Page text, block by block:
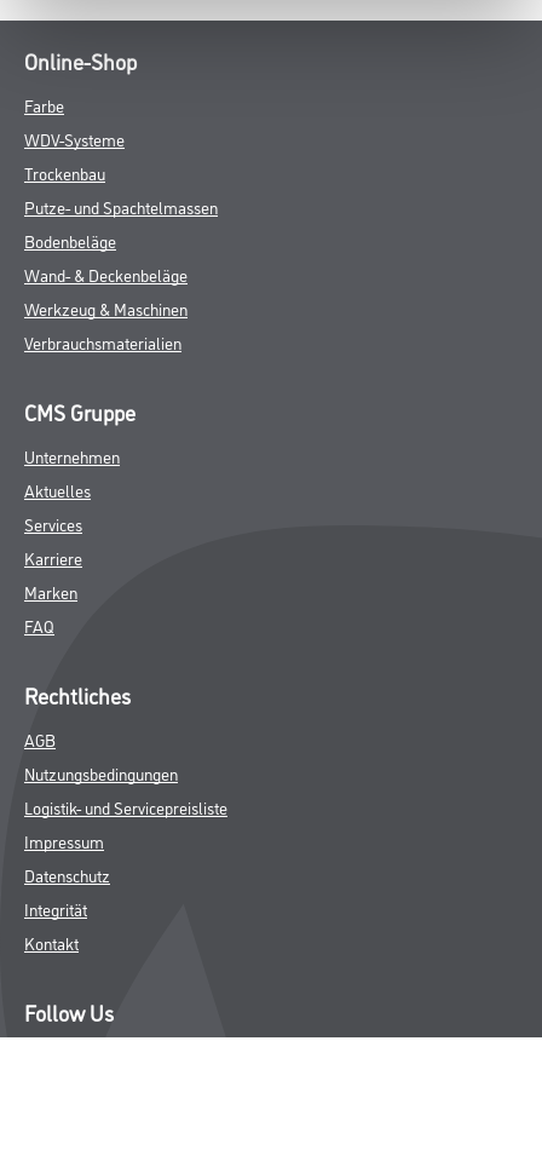
Online-Shop
Farbe
WDV-Systeme
Trockenbau
Putze- und Spachtelmassen
Bodenbeläge
Wand- & Deckenbeläge
Werkzeug & Maschinen
Verbrauchsmaterialien
CMS Gruppe
Unternehmen
Aktuelles
Services
Karriere
Marken
FAQ
Rechtliches
AGB
Nutzungsbedingungen
Logistik- und Servicepreisliste
Impressum
Datenschutz
Integrität
Kontakt
Follow Us